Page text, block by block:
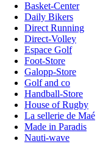
Basket-Center
Daily Bikers
Direct Running
Direct-Volley
Espace Golf
Foot-Store
Galopp-Store
Golf and co
Handball-Store
House of Rugby
La sellerie de Maé
Made in Paradis
Nauti-wave